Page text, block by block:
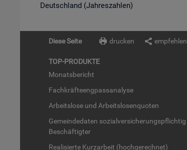
Deutschland (Jahreszahlen)
Diese Seite drucken empfehlen
TOP-PRO­DUK­TE
Mo­nats­be­richt
Fach­kräf­te­eng­pass­ana­ly­se
Ar­beits­lo­se und Ar­beits­lo­sen­quo­ten
Ge­mein­de­da­ten so­zi­al­ver­si­che­rungs­pflich­tig
Be­schäf­tig­ter
Rea­li­sier­te Kurz­ar­beit (hoch­ge­rech­net)